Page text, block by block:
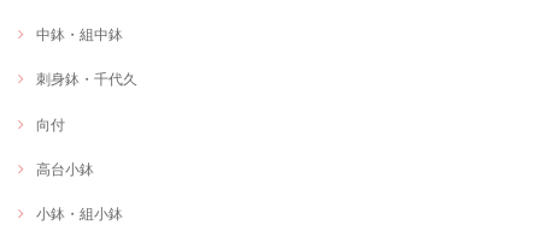
中鉢・組中鉢
刺身鉢・千代久
向付
高台小鉢
小鉢・組小鉢